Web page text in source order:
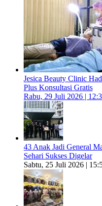
Jesica Beauty Clinic
Plus Konsultasi Gratis
Rabu, 29 Juli 2026 |
43 Anak Jadi General
Sehari Sukses Digelar
Sabtu, 25 Juli 2026 |